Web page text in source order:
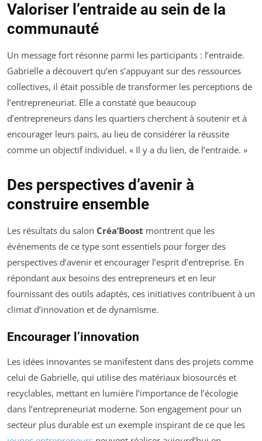
Valoriser l’entraide au sein de la
communauté
Un message fort résonne parmi les participants : l’entraide.
Gabrielle a découvert qu’en s’appuyant sur des ressources
collectives, il était possible de transformer les perceptions de
l’entrepreneuriat. Elle a constaté que beaucoup
d’entrepreneurs dans les quartiers cherchent à soutenir et à
encourager leurs pairs, au lieu de considérer la réussite
comme un objectif individuel. « Il y a du lien, de l’entraide. »
Des perspectives d’avenir à
construire ensemble
Les résultats du salon Créa’Boost montrent que les
événements de ce type sont essentiels pour forger des
perspectives d’avenir et encourager l’esprit d’entreprise. En
répondant aux besoins des entrepreneurs et en leur
fournissant des outils adaptés, ces initiatives contribuent à un
climat d’innovation et de dynamisme.
Encourager l’innovation
Les idées innovantes se manifestent dans des projets comme
celui de Gabrielle, qui utilise des matériaux biosourcés et
recyclables, mettant en lumière l’importance de l’écologie
dans l’entrepreneuriat moderne. Son engagement pour un
secteur plus durable est un exemple inspirant de ce que les